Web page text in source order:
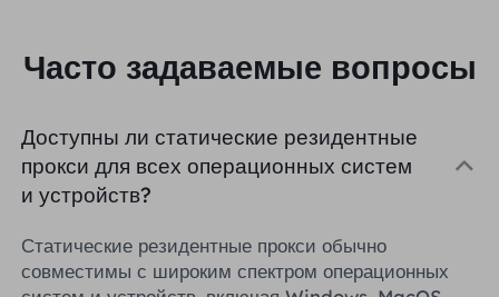
Часто задаваемые вопросы
Доступны ли статические резидентные
прокси для всех операционных систем
и устройств?
Статические резидентные прокси обычно
совместимы с широким спектром операционных